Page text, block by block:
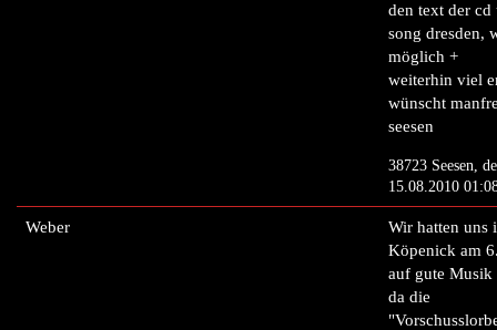
den text der cd
song dresden,
möglich +
weiterhin viel
wünscht
seesen
38723 Seesen,
15.08.2010
Weber
Wir hatten uns
Köpenick am
auf gute Musik
da die